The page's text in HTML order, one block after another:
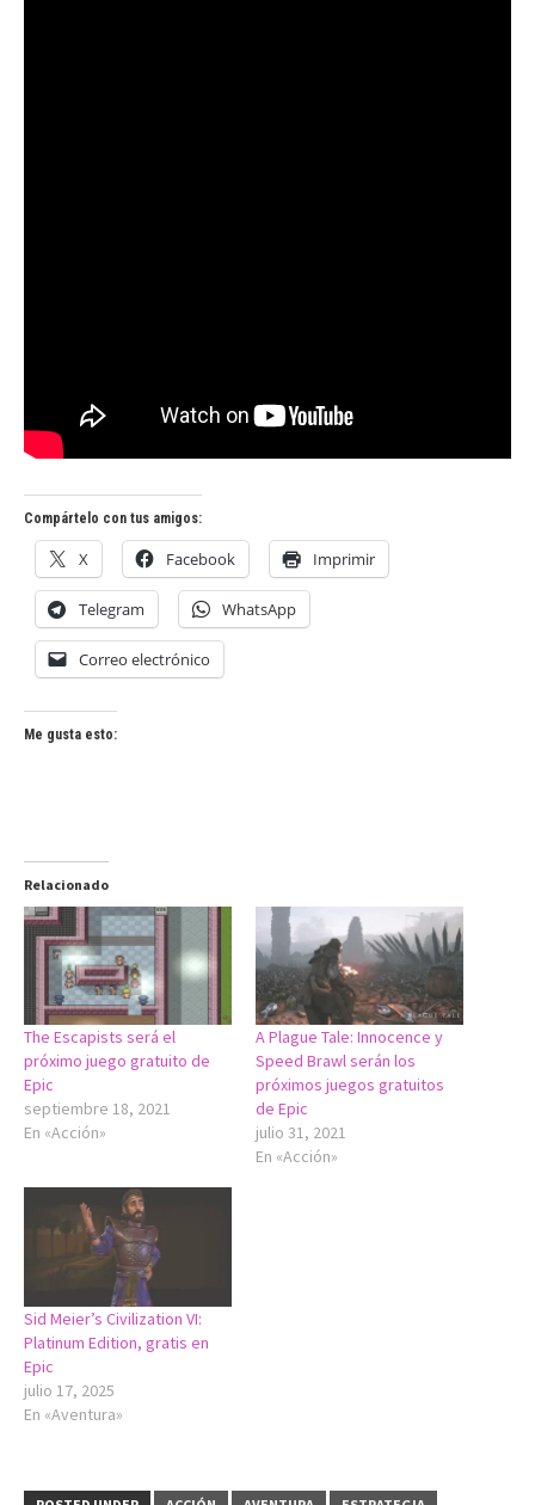
Compártelo con tus amigos:
X Facebook Imprimir
Telegram WhatsApp
Correo electrónico
Me gusta esto:
Relacionado
The Escapists será el
próximo juego gratuito de
Epic
septiembre 18, 2021
En «Acción»
A Plague Tale: Innocence y
Speed Brawl serán los
próximos juegos gratuitos
de Epic
julio 31, 2021
En «Acción»
Sid Meier’s Civilization VI:
Platinum Edition, gratis en
Epic
julio 17, 2025
En «Aventura»